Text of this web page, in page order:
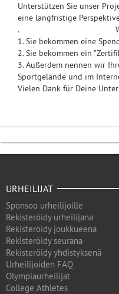
Unterstützen Sie unser
eine langfristige
. Was haben
1. Sie bekommen eine
2. Sie bekommen ein
3. Außerdem nennen wir
Sportgelände und im
Vielen Dank für Deine
URHEILIJAT
Sponsoo urheilijoille
Rekisteröidy urheilijana
Rekisteröidy joukkueena
Rekisteröidy seurana
Rekisteröidy yhdistyksenä
Urheilijoiden FAQ
Olympiaurheilijat
College Athletes